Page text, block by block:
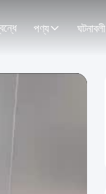
পণ্য ঘটনাবলী